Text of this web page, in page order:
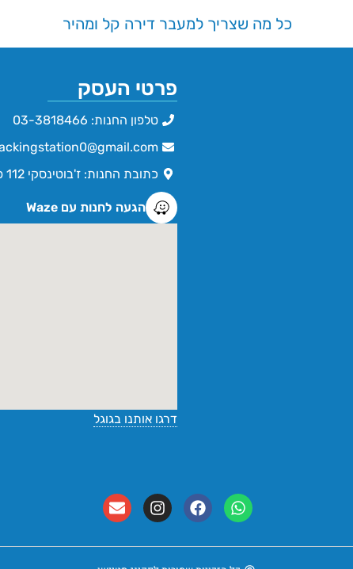
כל מה שצריך למעבר דירה קל ומהיר
פרטי העסק
טלפון החנות: 03-3818466
כתובת החנות: ז'בוטינסקי 112 פתח תקווה
הגעה לחנות עם Waze
דרגו אותנו בגוגל